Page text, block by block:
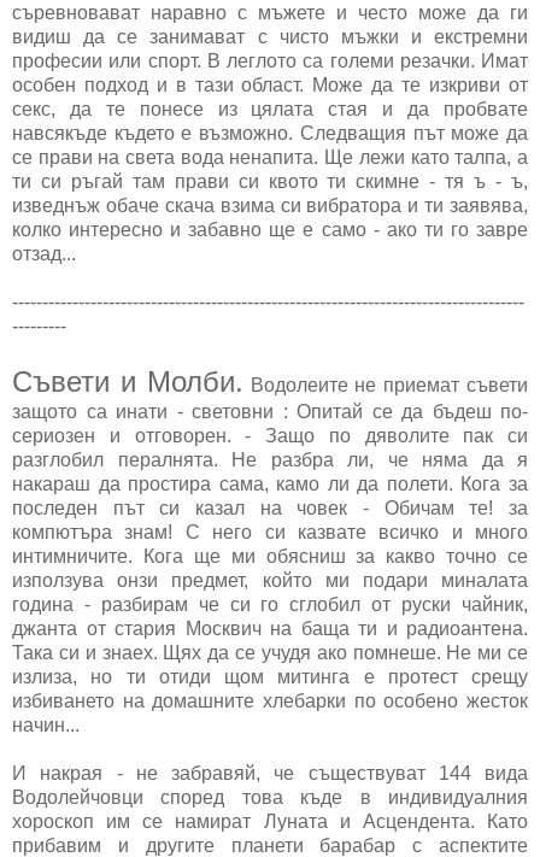
съревновават наравно с мъжете и често може да ги
видиш да се занимават с чисто мъжки и екстремни
професии или спорт. В леглото са големи резачки. Имат
особен подход и в тази област. Може да те изкриви от
секс, да те понесе из цялата стая и да пробвате
навсякъде където е възможно. Следващия път може да
се прави на света вода ненапита. Ще лежи като талпа, а
ти си ръгай там прави си квото ти скимне - тя ъ - ъ,
изведнъж обаче скача взима си вибратора и ти заявява,
колко интересно и забавно ще е само - ако ти го завре
отзад...
-------------------------------------------------------------------------------------
---------
Съвети и Молби. Водолеите не приемат съвети
защото са инати - световни : Опитай се да бъдеш по-
сериозен и отговорен. - Защо по дяволите пак си
разглобил пералнята. Не разбра ли, че няма да я
накараш да простира сама, камо ли да полети. Кога за
последен път си казал на човек - Обичам те! за
компютъра знам! С него си казвате всичко и много
интимничите. Кога ще ми обясниш за какво точно се
използува онзи предмет, който ми подари миналата
година - разбирам че си го сглобил от руски чайник,
джанта от стария Москвич на баща ти и радиоантена.
Така си и знаех. Щях да се учудя ако помнеше. Не ми се
излиза, но ти отиди щом митинга е протест срещу
избиването на домашните хлебарки по особено жесток
начин...
И накрая - не забравяй, че съществуват 144 вида
Водолейчовци според това къде в индивидуалния
хороскоп им се намират Луната и Асцендента. Като
прибавим и другите планети барабар с аспектите